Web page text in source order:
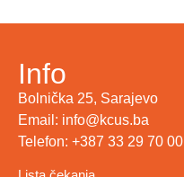
Info
Bolnička 25, Sarajevo
Email: info@kcus.ba
Telefon: +387 33 29 70 00